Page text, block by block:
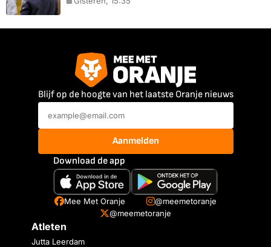
Blijf op de hoogte van het laatste Oranje nieuws
Aanmelden
Download de app
Mee Met Oranje
@meemetoranje
@meemetoranje
Atleten
Jutta Leerdam